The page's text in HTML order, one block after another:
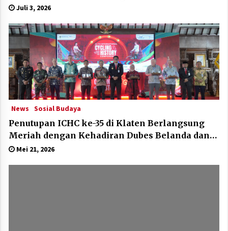
Juli 3, 2026
News Sosial Budaya
Penutupan ICHC ke-35 di Klaten Berlangsung
Meriah dengan Kehadiran Dubes Belanda dan
Jerman
Mei 21, 2026